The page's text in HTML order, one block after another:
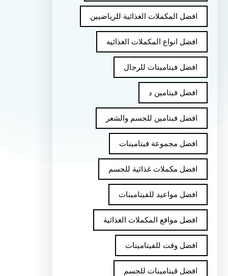
افضل المكملات الغذائية للرياضيين
افضل انواع المكملات الغذائيه
افضل فيتامينات للرجال
افضل فيتامين د
افضل فيتامين للجسم والشعر
افضل مجموعة فيتامينات
افضل مكملات غذائية للجسم
افضل مواعيد للفيتامينات
افضل مواقع المكملات الغذائية
افضل وقت للفيتامينات
افضل ڤيتامينات للجسم